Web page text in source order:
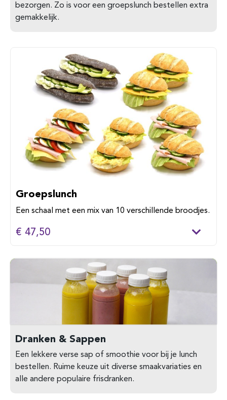
bezorgen. Zo is voor een groepslunch bestellen extra
gemakkelijk.
Groepslunch
Een schaal met een mix van 10 verschillende broodjes.
€ 47,50
Dranken & Sappen
Een lekkere verse sap of smoothie voor bij je lunch
bestellen. Ruime keuze uit diverse smaakvariaties en
alle andere populaire frisdranken.